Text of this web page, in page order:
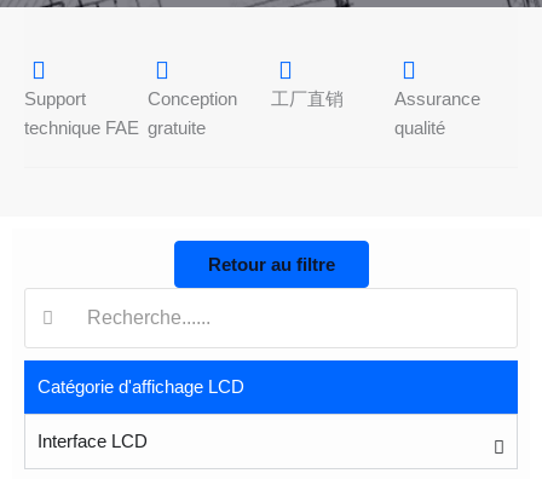
Support
technique FAE
Conception
gratuite
工厂直销
Assurance
qualité
Retour au filtre
Catégorie d'affichage LCD
Interface LCD